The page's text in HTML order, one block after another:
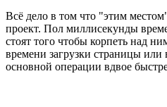
Всё дело в том что "этим
проект. Пол миллисекунды
стоят того чтобы корпеть над
времени загрузки страницы
основной операции вдвое